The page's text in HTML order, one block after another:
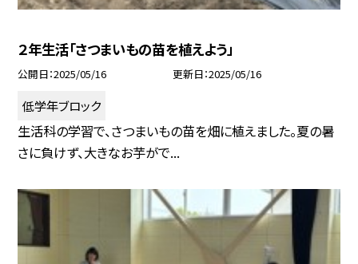
２年生活「さつまいもの苗を植えよう」
公開日 2025/05/16 更新日 2025/05/16
低学年ブロック
生活科の学習で、さつまいもの苗を畑に植えました。夏の暑
さに負けず、大きなお芋がで...